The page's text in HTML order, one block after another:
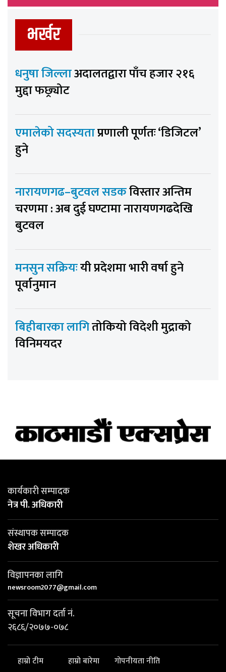
भर्खर
धनुषा जिल्लाअदालतद्वारा पाँच हजार २१६
मुद्दा फछ्र्योट
एमालेको सदस्यताप्रणाली पूर्णतः ‘डिजिटल’
हुने
नारायणगढ–बुटवल सडकविस्तार अन्तिम
चरणमा : अब दुई घण्टामा नारायणगढदेखि
बुटवल
मनसुन सक्रियःयी प्रदेशमा भारी वर्षा हुने
पूर्वानुमान
बिहीबारका लागितोकियो विदेशी मुद्राको
विनिमयदर
कार्यकारी सम्पादक
नेत्र पी. अधिकारी
संस्थापक सम्पादक
शेखर अधिकारी
विज्ञापनका लागि
newsroom2077@gmail.com
सूचना विभाग दर्ता नं.
२६८६/२०७७-०७८
हाम्रो टीम हाम्रो बारेमा गोपनीयता नीति